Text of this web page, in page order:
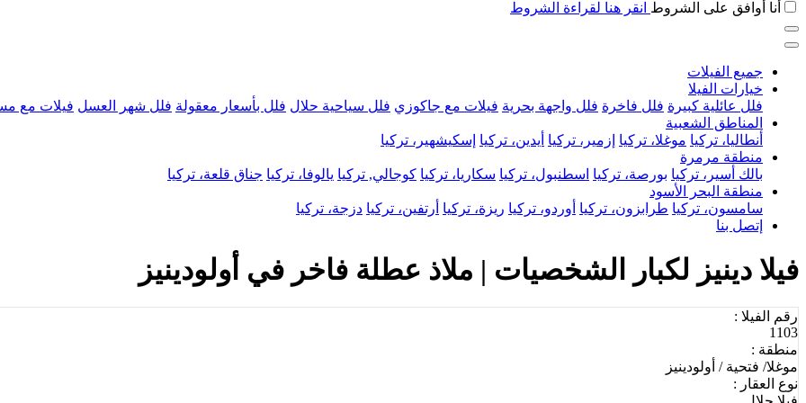
أنا أوافق على الشروط انقر هنا لقراءة الشروط
جميع الفيلات
خيارات الفيلا
فلل عائلية كبيرة فلل فاخرة فلل واجهة بحرية فيلات مع جاكوزي فلل سياحية حلال فلل بأسعار معقولة فلل شهر العسل فيلات مع
المناطق الشعبية
أنطاليا، تركيا موغلا، تركيا إزمير، تركيا أيدين، تركيا إسكيشهير، تركيا
منطقة مرمرة
بالك أسير، تركيا بورصة، تركيا اسطنبول، تركيا سكاريا، تركيا كوجالي, تركيا يالوفا، تركيا جناق قلعة، تركيا
منطقة البحر الأسود
سامسون، تركيا طرابزون، تركيا أوردو، تركيا ريزة، تركيا أرتفين، تركيا دزجة، تركيا
إتصل بنا
فيلا دينيز لكبار الشخصيات | ملاذ عطلة فاخر في أولودينيز
رقم الفيلا :
1103
منطقة :
موغلا/ فتحية / أولودينيز
نوع العقار :